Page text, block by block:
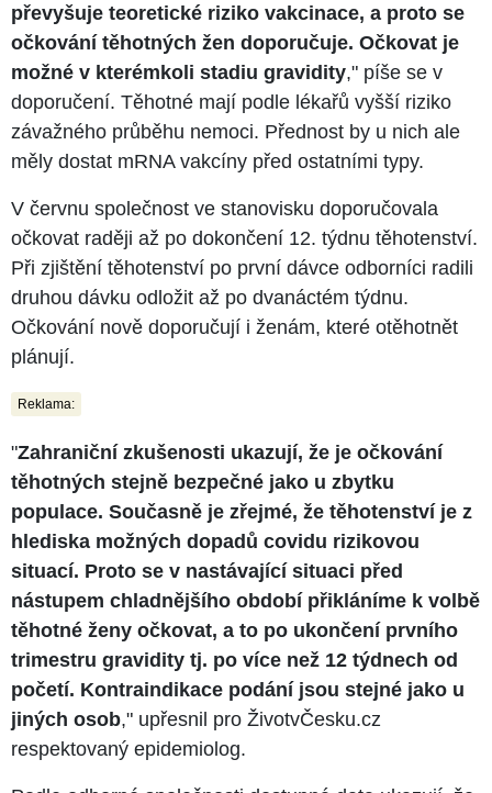
převyšuje teoretické riziko vakcinace, a proto se
očkování těhotných žen doporučuje. Očkovat je
možné v kterémkoli stadiu gravidity," píše se v
doporučení. Těhotné mají podle lékařů vyšší riziko
závažného průběhu nemoci. Přednost by u nich ale
měly dostat mRNA vakcíny před ostatními typy.
V červnu společnost ve stanovisku doporučovala
očkovat raději až po dokončení 12. týdnu těhotenství.
Při zjištění těhotenství po první dávce odborníci radili
druhou dávku odložit až po dvanáctém týdnu.
Očkování nově doporučují i ženám, které otěhotnět
plánují.
Reklama:
"Zahraniční zkušenosti ukazují, že je očkování
těhotných stejně bezpečné jako u zbytku
populace. Současně je zřejmé, že těhotenství je z
hlediska možných dopadů covidu rizikovou
situací. Proto se v nastávající situaci před
nástupem chladnějšího období přikláníme k volbě
těhotné ženy očkovat, a to po ukončení prvního
trimestru gravidity tj. po více než 12 týdnech od
početí. Kontraindikace podání jsou stejné jako u
jiných osob," upřesnil pro ŽivotvČesku.cz
respektovaný epidemiolog.